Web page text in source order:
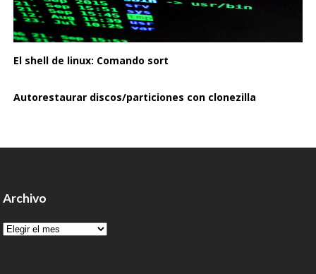
El shell de linux: Comando sort
Autorestaurar discos/particiones con clonezilla
Archivo
Archivo